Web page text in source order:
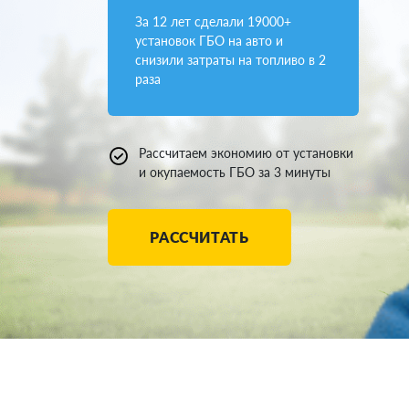
За 12 лет сделали 19000+
установок ГБО на авто и
снизили затраты на топливо в 2
раза
Рассчитаем экономию от установки
и окупаемость ГБО за 3 минуты
РАССЧИТАТЬ